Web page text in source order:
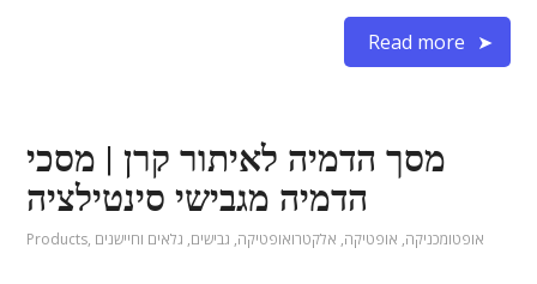
Read more
מסך הדמיה לאיתור קרן | מסכי
הדמיה מגבישי סינטילציה
Products, אופטומכניקה, אופטיקה, אלקטרואופטיקה, גבישים, גלאים וחיישנים